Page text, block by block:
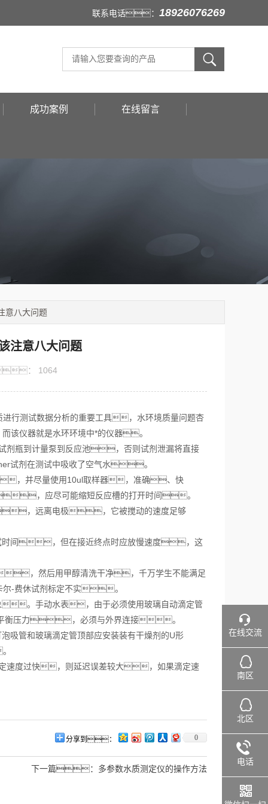
联系电话： 18926076269
成功案例 在线留言
意八大问题
注意八大问题
： 1064
测试数据分析的重要工具，水环境质量问题杏
该仪器就是水环环境中*的仪器。
瓶到计量泵到反应池，否则试剂泄漏将直接
试剂在测试中吸收了空气水。
，并尽量使用10ul取样器，准确、快
，应尽可能缩短反应槽的打开时间。
，远离电极，它被搅动的速度足够
间，但在接近终点时应放慢速度，这
，然后用甲醇清洗干净，千万学生不能满足
尔-费休试剂标定不实。
。手动水表，由于必须使用玻璃自动滴定管
衡压力，必须与外界连接。
和玻璃滴定管顶部应安装装有干燥剂的U形
度过快，则延迟误差较大，如果滴定速
分享到： 0
下一篇： 多参数水质测定仪的操作方法
在线交流
南区
北区
电话